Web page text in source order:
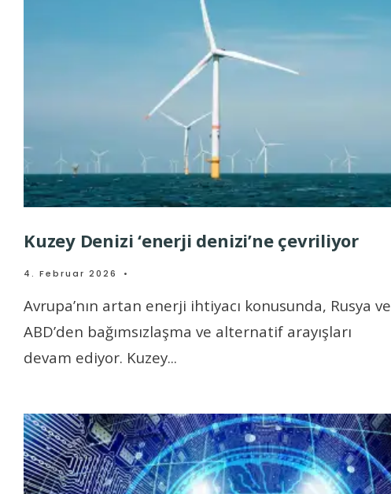
Kuzey Denizi ‘enerji denizi’ne çevriliyor
4. Februar 2026 •
Avrupa’nın artan enerji ihtiyacı konusunda, Rusya ve
ABD’den bağımsızlaşma ve alternatif arayışları
devam ediyor. Kuzey...